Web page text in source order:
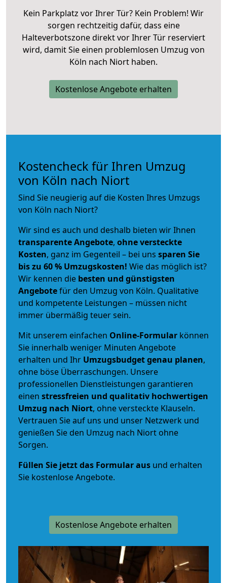
Kein Parkplatz vor Ihrer Tür? Kein Problem! Wir
sorgen rechtzeitig dafür, dass eine
Halteverbotszone direkt vor Ihrer Tür reserviert
wird, damit Sie einen problemlosen Umzug von
Köln nach Niort haben.
Kostenlose Angebote erhalten
Kostencheck für Ihren Umzug
von Köln nach Niort
Sind Sie neugierig auf die Kosten Ihres Umzugs
von Köln nach Niort?
Wir sind es auch und deshalb bieten wir Ihnen
transparente Angebote, ohne versteckte
Kosten, ganz im Gegenteil – bei uns sparen Sie
bis zu 60 % Umzugskosten! Wie das möglich ist?
Wir kennen die besten und günstigsten
Angebotefür den Umzug von Köln. Qualitative
und kompetente Leistungen – müssen nicht
immer übermäßig teuer sein.
Mit unserem einfachen Online-Formular können
Sie innerhalb weniger Minuten Angebote
erhalten und Ihr Umzugsbudgetgenau planen,
ohne böse Überraschungen. Unsere
professionellen Dienstleistungen garantieren
einen stressfreien und qualitativ hochwertigen
Umzug nach Niort, ohne versteckte Klauseln.
Vertrauen Sie auf uns und unser Netzwerk und
genießen Sie den Umzug nach Niort ohne
Sorgen.
Füllen Sie jetzt das Formular aus und erhalten
Sie kostenlose Angebote.
Kostenlose Angebote erhalten